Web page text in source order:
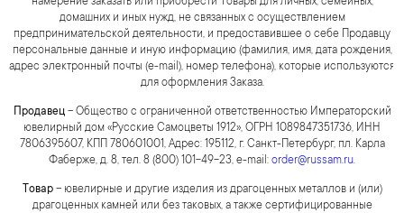
домашних и иных нужд, не связанных с осуществлением
предпринимательской деятельности, и предоставившее о себе Продавцу
персональные данные и иную информацию (фамилия, имя, дата рождения,
адрес электронный почты (е-mail), номер телефона), которые используются
для оформления Заказа.
Продавец– Общество с ограниченной ответственностью Императорский
ювелирный дом «Русские Самоцветы 1912», ОГРН 1089847351736, ИНН
7806395607, КПП 780601001, Адрес: 195112, г. Санкт-Петербург, пл. Карла
Фаберже, д. 8, тел. 8 (800) 101-49-23, e-mail: order@russam.ru.
Товар– ювелирные и другие изделия из драгоценных металлов и (или)
драгоценных камней или без таковых, а также сертифицированные